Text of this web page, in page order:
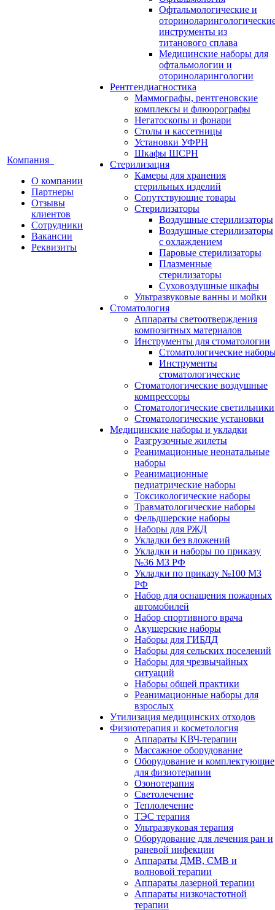
Компания
О компании
Партнеры
Отзывы
клиентов
Сотрудники
Вакансии
Реквизиты
Офтальмологические и
инструменты из
титанового сплава
Медицинские наборы для
офтальмологии и
оториноларингологии
Рентгендиагностика
Маммографы, рентгеновские
комплексы и флюорографы
Негатоскопы и фонари
Столы и кассетницы
Установки УФРН
Шкафы ШСРН
Стерилизация
Камеры для хранения
стерильных изделий
Сопутствующие товары
Стерилизаторы
Воздушные стерилизаторы
Воздушные стерилизаторы
с охлаждением
Паровые стерилизаторы
Плазменные
стерилизаторы
Суховоздушные шкафы
Ультразвуковые ванны и мойки
Стоматология
Аппараты светоотверждения
композитных материалов
Инструменты для стоматологии
Стоматологические
Инструменты
стоматологические
Стоматологические воздушные
компрессоры
Стоматологические светильники
Стоматологические установки
Медицинские наборы и укладки
Разгрузочные жилеты
Реанимационные неонатальные
наборы
Реанимационные
педиатрические наборы
Токсикологические наборы
Травматологические наборы
Фельдшерские наборы
Наборы для РЖД
Укладки без вложений
Укладки и наборы по приказу
№36 МЗ РФ
Укладки по приказу №100 МЗ
РФ
Набор для оснащения пожарных
автомобилей
Набор спортивного врача
Акушерские наборы
Наборы для ГИБДД
Наборы для сельских поселений
Наборы для чрезвычайных
ситуаций
Наборы общей практики
Реанимационные наборы для
взрослых
Утилизация медицинских отходов
Физиотерапия и косметология
Аппараты KВЧ-терапии
Массажное оборудование
Оборудование и комплектующие
для физиотерапии
Озонотерапия
Светолечение
Теплолечение
ТЭС терапия
Ультразвуковая терапия
Оборудование для лечения ран и
раневой инфекции
Аппараты ДМВ, СМВ и
волновой терапии
Аппараты лазерной терапии
Аппараты низкочастотной
терапии